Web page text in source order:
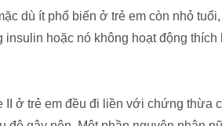
dù ít phổ biến ở trẻ em còn nhỏ
hoặc nó không hoạt động
ở trẻ em đều đi liền với chứng thừa